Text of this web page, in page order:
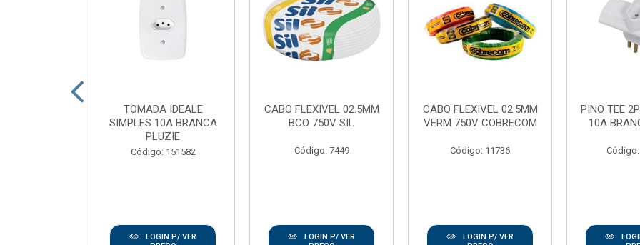
TOMADA IDEALE
SIMPLES 10A BRANCA
PLUZIE
Código: 151582
LOGIN P/ VER
CABO FLEXIVEL 02.5MM
BCO 750V SIL
Código: 7449
LOGIN P/ VER
CABO FLEXIVEL 02.5MM
VERM 750V COBRECOM
Código: 11736
LOGIN P/ VER
PINO TEE
10A
Código: